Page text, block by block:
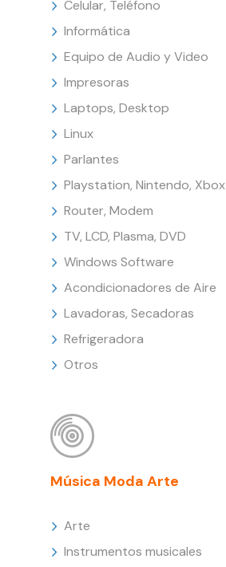
Celular, Teléfono
Informática
Equipo de Audio y Video
Impresoras
Laptops, Desktop
Linux
Parlantes
Playstation, Nintendo, Xbox
Router, Modem
TV, LCD, Plasma, DVD
Windows Software
Acondicionadores de Aire
Lavadoras, Secadoras
Refrigeradora
Otros
Música Moda Arte
Arte
Instrumentos musicales